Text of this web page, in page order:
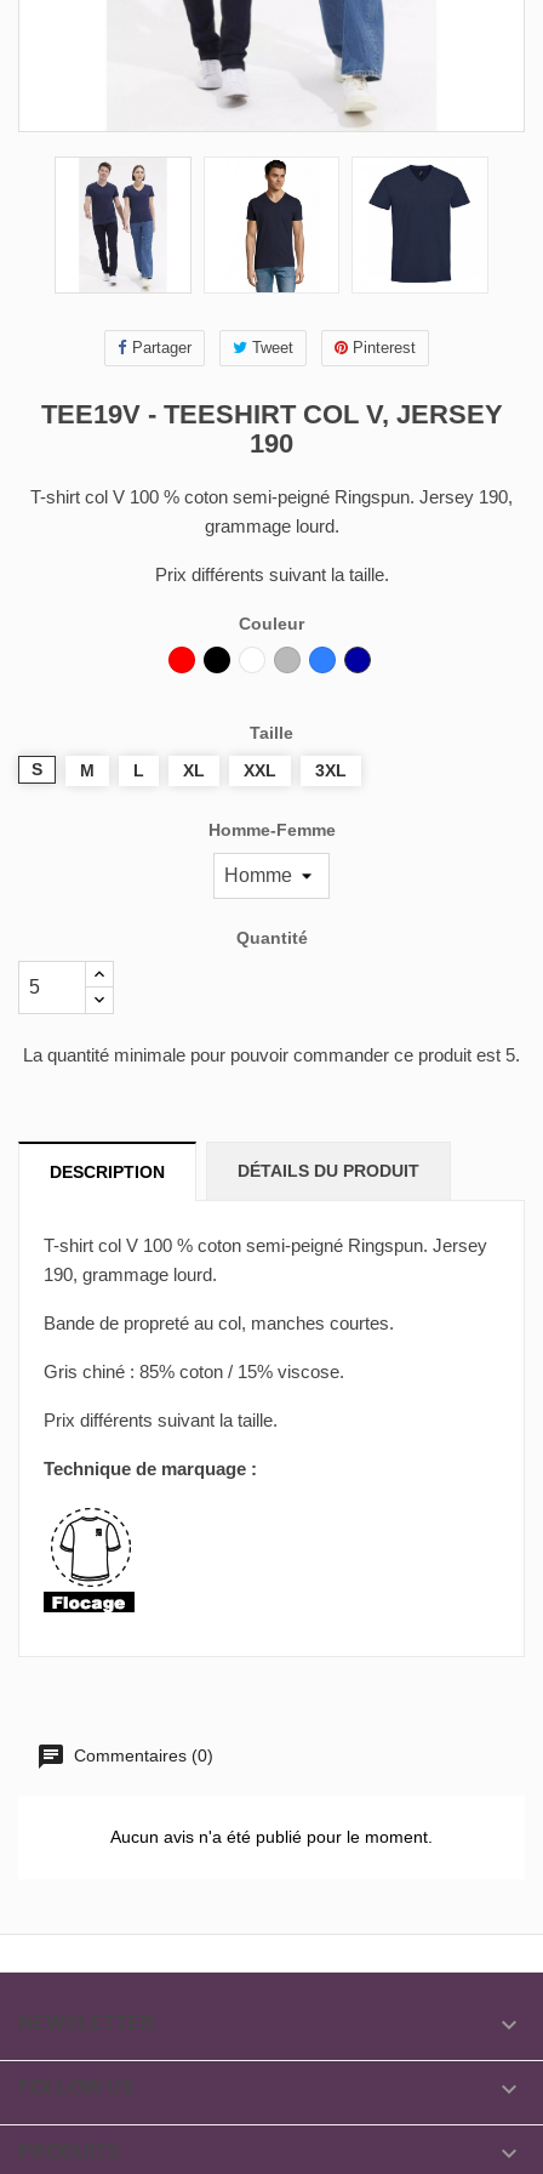
Partager Tweet Pinterest
TEE19V - TEESHIRT COL V, JERSEY
190
T-shirt col V 100 % coton semi-peigné Ringspun. Jersey 190,
grammage lourd.
Prix différents suivant la taille.
Couleur
RougeNoirBlancGrisBleu
Bugatti
Bleu
Taille
S
M L XL XXL 3XL
Homme-Femme
Quantité
La quantité minimale pour pouvoir commander ce produit est 5.
DESCRIPTION DÉTAILS DU PRODUIT
T-shirt col V 100 % coton semi-peigné Ringspun. Jersey
190, grammage lourd.
Bande de propreté au col, manches courtes.
Gris chiné : 85% coton / 15% viscose.
Prix différents suivant la taille.
Technique de marquage :
Commentaires (0)
Aucun avis n'a été publié pour le moment.


